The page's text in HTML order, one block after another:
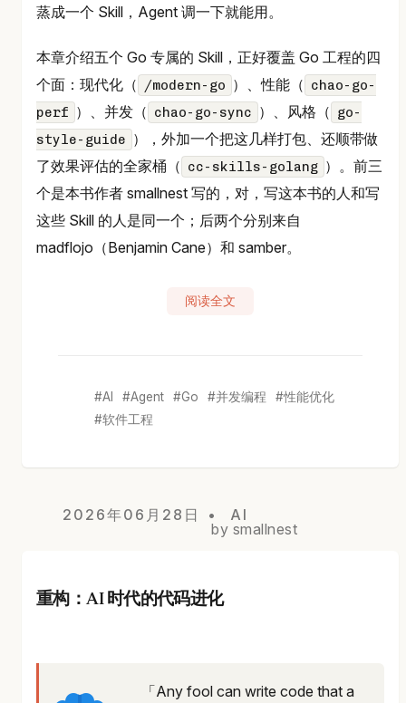
蒸成一个 Skill，Agent 调一下就能用。
本章介绍五个 Go 专属的 Skill，正好覆盖 Go 工程的四
个面：现代化（
/modern-go ）、性能（ chao-go-
perf ）、并发（ chao-go-sync ）、风格（ go-
style-guide ），外加一个把这几样打包、还顺带做
了效果评估的全家桶（ cc-skills-golang ）。前三
个是本书作者 smallnest 写的，对，写这本书的人和写
这些 Skill 的人是同一个；后两个分别来自
madflojo（Benjamin Cane）和 samber。
阅读全文
AI Agent Go 并发编程
性能优化
软件工程
2026年06月28日
AI
by smallnest
重构：AI 时代的代码进化
「Any fool can write code that a